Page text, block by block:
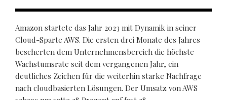
Amazon startete das Jahr 2023 mit Dynamik in seiner
Cloud-Sparte AWS. Die ersten drei Monate des Jahres
bescherten dem Unternehmensbereich die höchste
Wachstumsrate seit dem vergangenen Jahr, ein
deutliches Zeichen für die weiterhin starke Nachfrage
nach cloudbasierten Lösungen. Der Umsatz von AWS